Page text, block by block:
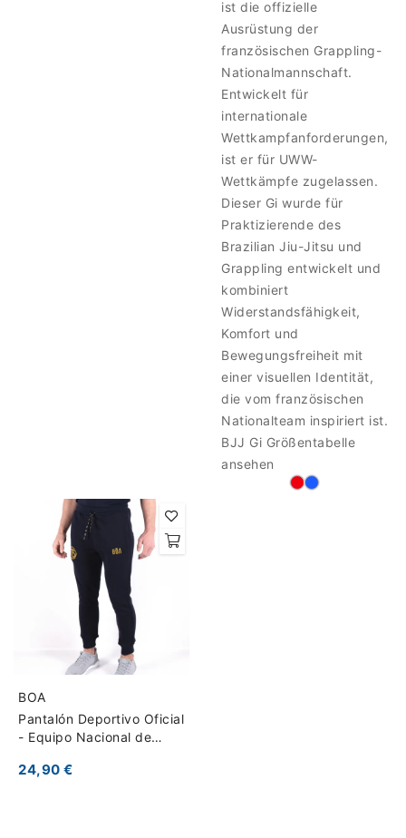
ist die offizielle
Ausrüstung der
französischen Grappling-
Nationalmannschaft.
Entwickelt für
internationale
Wettkampfanforderungen,
ist er für UWW-
Wettkämpfe zugelassen.
Dieser Gi wurde für
Praktizierende des
Brazilian Jiu-Jitsu und
Grappling entwickelt und
kombiniert
Widerstandsfähigkeit,
Komfort und
Bewegungsfreiheit mit
einer visuellen Identität,
die vom französischen
Nationalteam inspiriert ist.
BJJ Gi Größentabelle
ansehen
BOA
Pantalón Deportivo Oficial
- Equipo Nacional de
24,90 €